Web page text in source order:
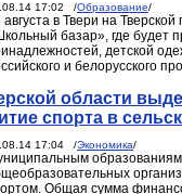
17:02 /Образование/
августа в Твери на
базар», где будет
детской
и белорусского
области
спорта в
17:04 /Экономика/
образованиям
Общая сумма